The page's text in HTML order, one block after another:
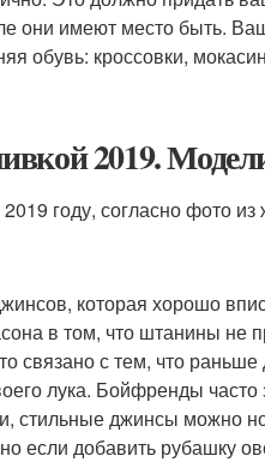
они имеют место быть.
обувь: кроссовки,
2019.
году, согласно фото
которая хорошо
в том, что штанины не
связано с тем, что
лука. Бойфренды
стильные джинсы можно
если добавить рубашку